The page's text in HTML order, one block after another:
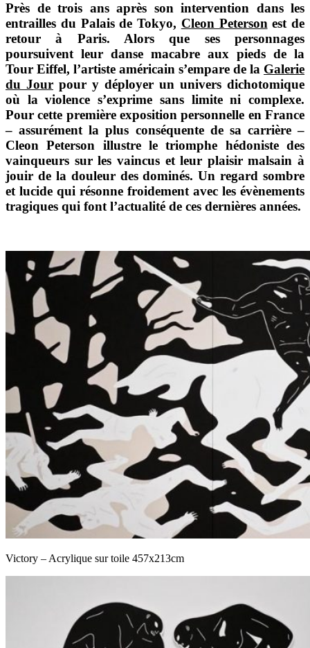
Près de trois ans après son intervention dans les
entrailles du Palais de Tokyo, Cleon Petersonest de
retour à Paris. Alors que ses personnages
poursuivent leur danse macabre aux pieds de la
Tour Eiffel, l’artiste américain s’empare de la Galerie
du Jour pour y déployer un univers dichotomique
où la violence s’exprime sans limite ni complexe.
Pour cette première exposition personnelle en France
– assurément la plus conséquente de sa carrière –
Cleon Peterson illustre le triomphe hédoniste des
vainqueurs sur les vaincus et leur plaisir malsain à
jouir de la douleur des dominés. Un regard sombre
et lucide qui résonne froidement avec les évènements
tragiques qui font l’actualité de ces dernières années.
Victory – Acrylique sur toile 457x213cm